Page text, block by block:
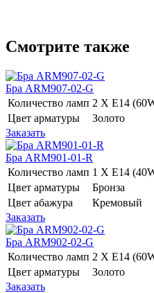
Смотрите также
Бра ARM907-02-G
Количество ламп 2 Х E14
Цвет арматуры
Золото
Заказать
Бра ARM901-01-R
Количество ламп 1 Х E14
Цвет арматуры
Бронза
Цвет абажура
Кремовый
Заказать
Бра ARM902-02-G
Количество ламп 2 Х E14
Цвет арматуры
Золото
Заказать